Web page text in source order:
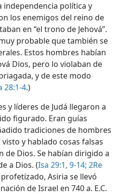
independencia política y
los enemigos del reino de
en “el trono de Jehová”.
probable que también se
Estos hombres habían
Dios, pero lo violaban de
y de este modo
28:1-4.)
y líderes de Judá llegaron a
figurado. Eran guías
tradiciones de hombres
y hablado cosas falsas
de Dios. Se habían dirigido a
a Dios. (Isa 29:1, 9-14; 2Re
Asiria se llevó
de Israel en 740 a. E.C.